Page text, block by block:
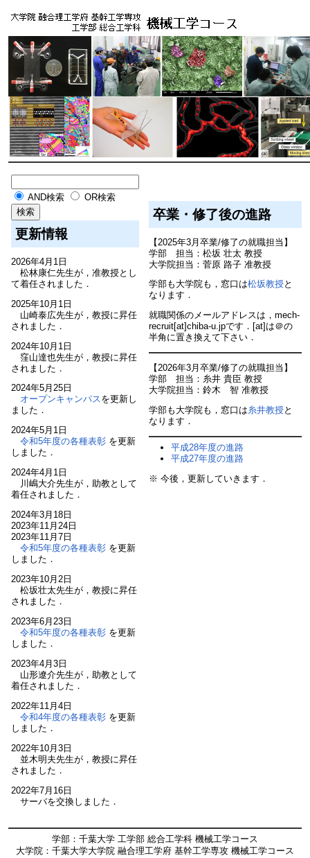
AND検索 OR検索
更新情報
2026年4月1日
松林康仁先生が，准教授とし
て着任されました．
2025年10月1日
山崎泰広先生が，教授に昇任
されました．
2024年10月1日
窪山達也先生が，教授に昇任
されました．
2024年5月25日
オープンキャンパスを更新し
ました．
2024年5月1日
令和5年度の各種表彰を更新
しました．
2024年4月1日
川嶋大介先生が，助教として
着任されました．
2024年3月18日
2023年11月24日
2023年11月7日
令和5年度の各種表彰を更新
しました．
2023年10月2日
松坂壮太先生が，教授に昇任
されました．
2023年6月23日
令和5年度の各種表彰を更新
しました．
2023年4月3日
山形遼介先生が，助教として
着任されました．
2022年11月4日
令和4年度の各種表彰を更新
しました．
2022年10月3日
並木明夫先生が，教授に昇任
されました．
2022年7月16日
サーバを交換しました．
卒業・修了後の進路
【2025年3月卒業/修了の就職担当】
学部 担当：松坂 壮太 教授
大学院担当：菅原 路子 准教授
学部も大学院も，窓口は松坂教授と
なります．
就職関係のメールアドレスは，mech-
recruit[at]chiba-u.jpです．[at]は＠の
半角に置き換えて下さい．
【2026年3月卒業/修了の就職担当】
学部 担当：糸井 貴臣 教授
大学院担当：鈴木 智 准教授
学部も大学院も，窓口は糸井教授と
なります．
平成28年度の進路
平成27年度の進路
※ 今後，更新していきます．
学部：千葉大学 工学部 総合工学科 機械工学コース
大学院：千葉大学大学院 融合理工学府 基幹工学専攻 機械工学コース